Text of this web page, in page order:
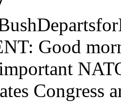
Good
Congress